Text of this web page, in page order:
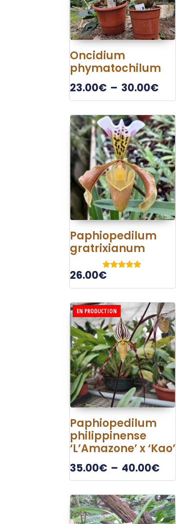
Oncidium
phymatochilum
23.00€ – 30.00€
Paphiopedilum
gratrixianum
Note
sur 5
26.00€
EN PRODUCTION
Paphiopedilum
philippinense
‘L’Amazone’ x ‘Kao’
35.00€ – 40.00€